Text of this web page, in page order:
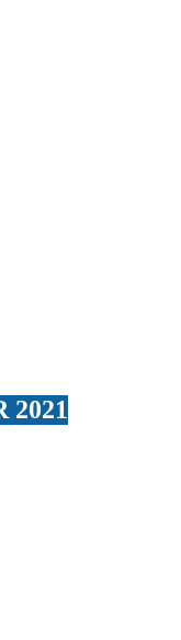
2021